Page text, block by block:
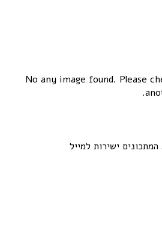
No any image found. Please
ישירות למייל